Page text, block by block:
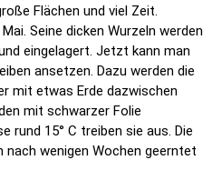
Flächen und viel Zeit.
Seine dicken Wurzeln werden
eingelagert. Jetzt kann man
ansetzen. Dazu werden die
mit etwas Erde dazwischen
mit schwarzer Folie
rund 15° C treiben sie aus. Die
nach wenigen Wochen geerntet